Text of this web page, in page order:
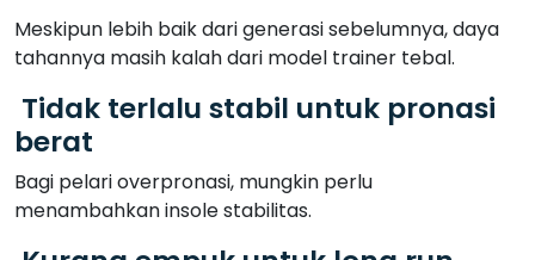
Meskipun lebih baik dari generasi sebelumnya, daya
tahannya masih kalah dari model trainer tebal.
Tidak terlalu stabil untuk pronasi
berat
Bagi pelari overpronasi, mungkin perlu
menambahkan insole stabilitas.